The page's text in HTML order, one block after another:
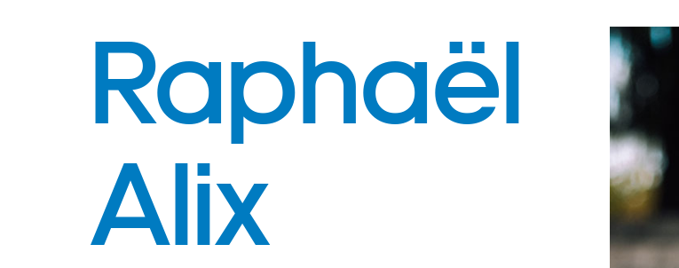
Raphaël
Alix